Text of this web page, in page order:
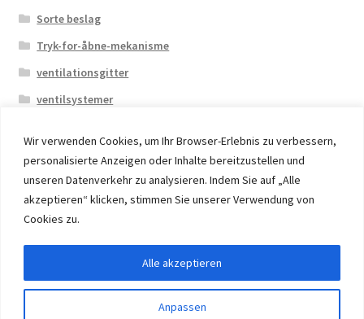
Wir verwenden Cookies, um Ihr Browser-Erlebnis zu verbessern,
personalisierte Anzeigen oder Inhalte bereitzustellen und
unseren Datenverkehr zu analysieren. Indem Sie auf „Alle
akzeptieren“ klicken, stimmen Sie unserer Verwendung von
Cookies zu.
Anpassen
Alle akzeptieren
Sorte beslag
Tryk-for-åbne-mekanisme
ventilationsgitter
ventilsystemer
© 2026 Eruon Trade UG, Germany, member of the ERUON